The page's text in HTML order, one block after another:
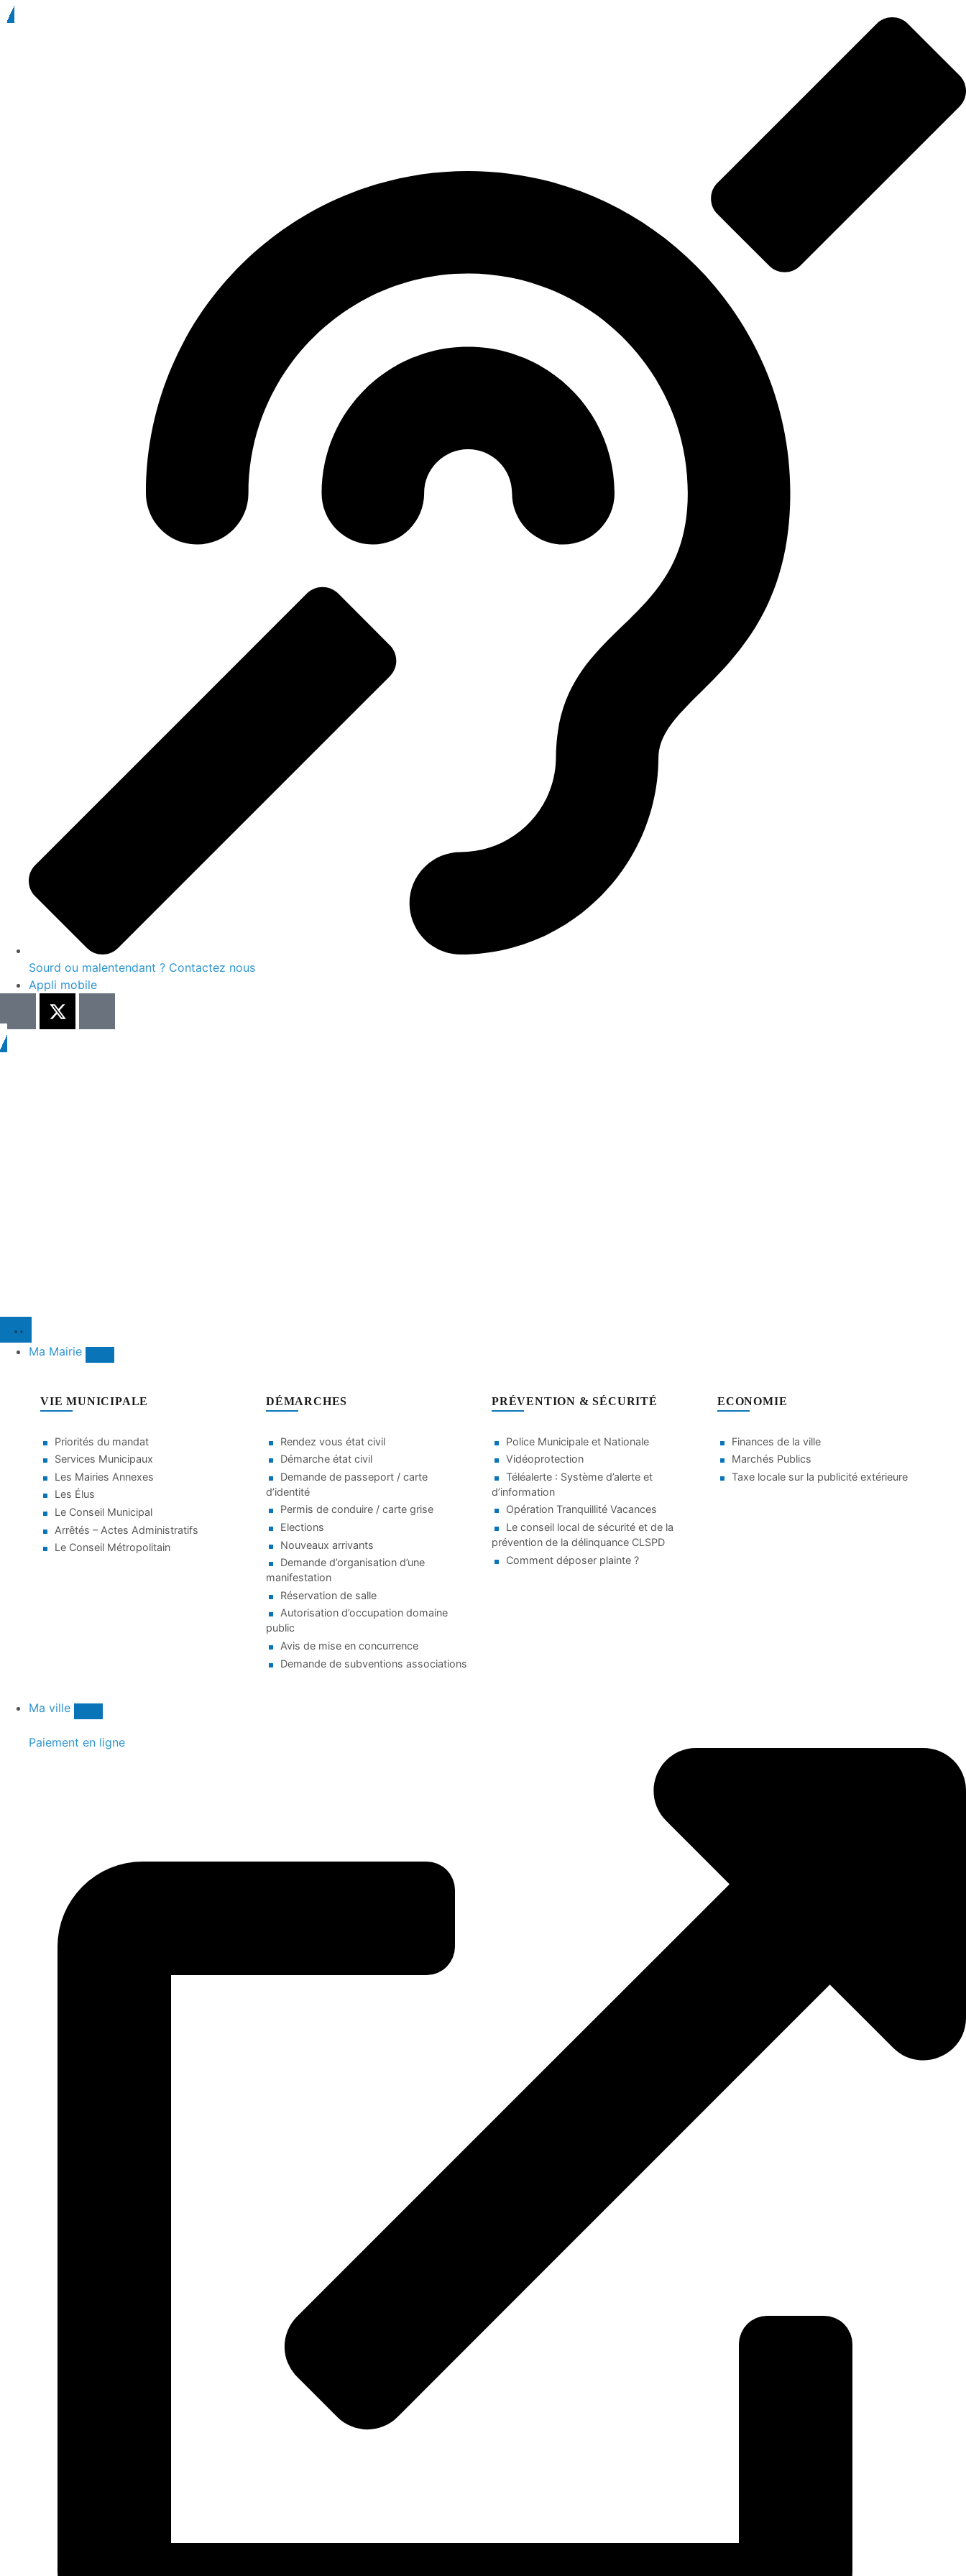
Sourd ou malentendant ? Contactez nous
Appli mobile
Ma Mairie
VIE MUNICIPALE
Priorités du mandat
Services Municipaux
Les Mairies Annexes
Les Élus
Le Conseil Municipal
Arrêtés – Actes Administratifs
Le Conseil Métropolitain
DÉMARCHES
Rendez vous état civil
Démarche état civil
Demande de passeport / carte
d’identité
Permis de conduire / carte grise
Elections
Nouveaux arrivants
Demande d’organisation d’une
manifestation
Réservation de salle
Autorisation d’occupation domaine
public
Avis de mise en concurrence
Demande de subventions associations
PRÉVENTION & SÉCURITÉ
Police Municipale et Nationale
Vidéoprotection
Téléalerte : Système d’alerte et
d’information
Opération Tranquillité Vacances
Le conseil local de sécurité et de la
prévention de la délinquance CLSPD
Comment déposer plainte ?
ECONOMIE
Finances de la ville
Marchés Publics
Taxe locale sur la publicité extérieure
Ma ville
Paiement en ligne